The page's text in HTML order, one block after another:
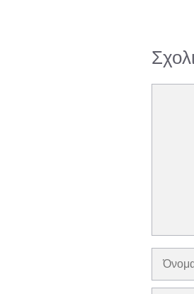
Όνομα